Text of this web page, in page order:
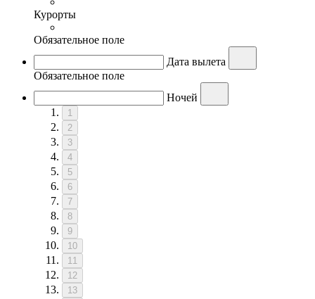
Курорты
Обязательное поле
Дата вылета
Обязательное поле
Ночей
1
2
3
4
5
6
7
8
9
10
11
12
13